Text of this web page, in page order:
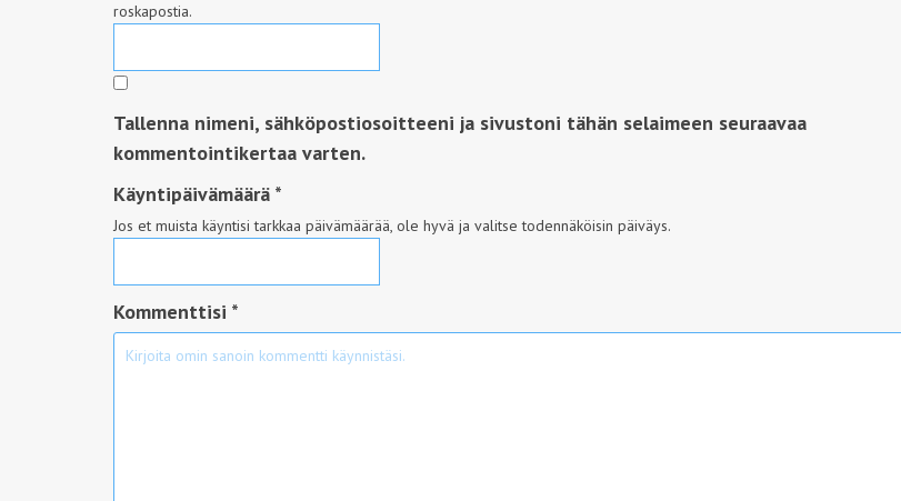
roskapostia.
Tallenna nimeni, sähköpostiosoitteeni ja sivustoni tähän selaimeen seuraavaa
kommentointikertaa varten.
Käyntipäivämäärä *
Jos et muista käyntisi tarkkaa päivämäärää, ole hyvä ja valitse todennäköisin päiväys.
Kommenttisi *